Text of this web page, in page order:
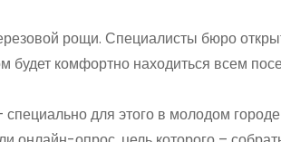
рощи. Специалисты бюро
будет комфортно находиться всем
для этого в молодом